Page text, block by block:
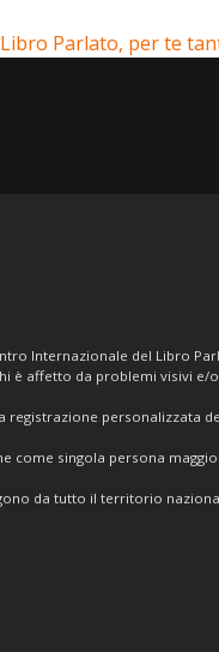
Parlato, per te
Internazionale del Libro
è affetto da problemi visivi e/
personalizzata
come singola persona
da tutto il territorio